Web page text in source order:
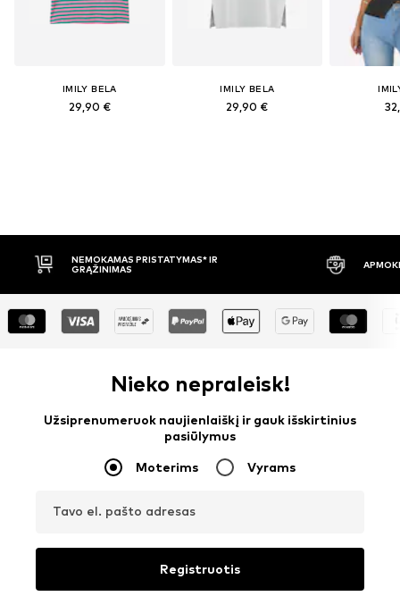
IMILY BELA
29,90 €
IMILY BELA
29,90 €
APMOKĖJIMAS PRISTAČIUS 30
Nieko nepraleisk!
Užsiprenumeruok naujienlaiškį ir gauk išskirtinius
pasiūlymus
Moterims Vyrams
Tavo el. pašto adresas
Registruotis